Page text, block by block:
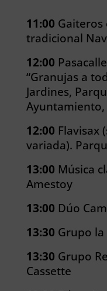
11:00 Gaiteros
tradicional
12:00
“Granujas a
Jardines,
Ayuntamiento,
12:00 Flavisax
variada).
13:00 Música
Amestoy
13:00 Dúo
13:30 Grupo
13:30 Grupo
Cassette